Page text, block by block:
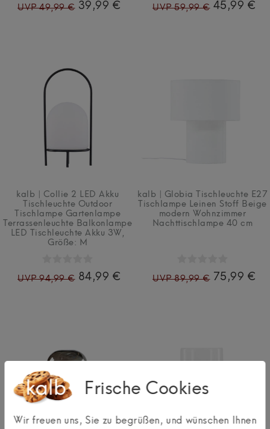
UVP 49,99 € 39,99 € UVP 59,99 € 45,99 €
kalb | Collie 2 LED Akku
Tischleuchte Outdoor
Tischlampe Gartenlampe
Terrassenleuchte Balkonlampe
LED Tischleuchte Akku 3W ,
Größe: M
UVP 94,99 € 84,99 €
kalb | Globia Tischleuchte E27
Tischlampe Leinen Stoff Beige
modern Wohnzimmer
Nachttischlampe 40 cm
UVP 89,99 € 75,99 €
Frische Cookies
Wir freuen uns, Sie zu begrüßen, und wünschen Ihnen